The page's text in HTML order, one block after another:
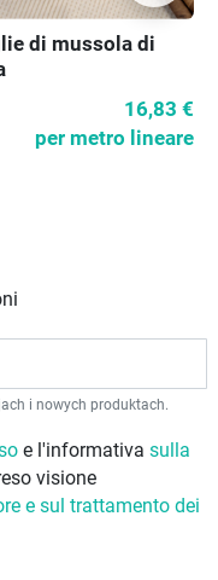
di mussola di
16,83 €
per metro lineare
i nowych produktach.
e l'informativa sulla
visione
e sul trattamento dei